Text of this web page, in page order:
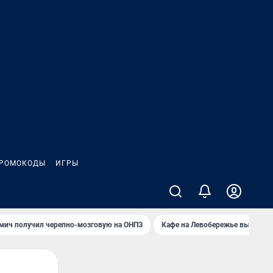
ИГРЫ
получил черепно-мозговую на ОНПЗ Кафе на Левобережье